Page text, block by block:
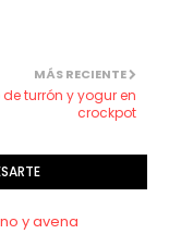
MÁS RECIENTE
turrón y yogur en
crockpot
y avena